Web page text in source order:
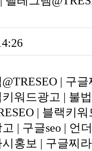
| 구
홍보 | 구글찌